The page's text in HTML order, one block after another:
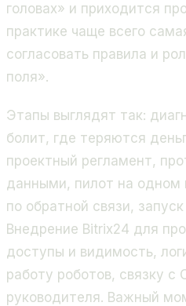
головах» и приходится
практике чаще всего
согласовать правила и
поля».
Этапы выглядят так:
болит, где теряются
проектный регламент,
данными, пилот на одном
по обратной связи,
Внедрение Bitrix24 для
доступы и видимость,
работу роботов, связку с
руководителя. Важный